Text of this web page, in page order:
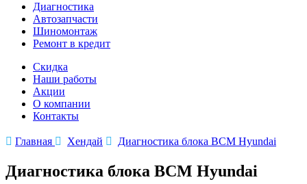
Диагностика
Автозапчасти
Шиномонтаж
Ремонт в кредит
Скидка
Наши работы
Акции
О компании
Контакты
 Главная  Хендай  Диагностика блока BCM Hyundai
Диагностика блока BCM Hyundai